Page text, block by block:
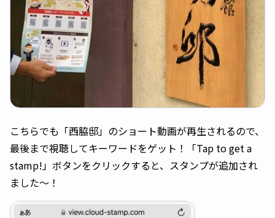
こちらでも「西脇邸」のショート動画が再生されるので、
最後まで視聴してキーワードをゲット！「Tap to get a
stamp!」ボタンをクリックすると、スタンプが追加され
ました〜！